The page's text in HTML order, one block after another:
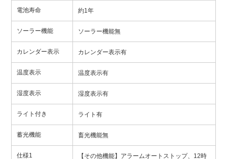
電池寿命 約1年
ソーラー機能 ソーラー機能無
カレンダー表示 カレンダー表示有
温度表示 温度表示有
湿度表示 湿度表示有
ライト付き ライト有
蓄光機能 畜光機能無
仕様1 【その他機能】アラームオートストップ、12時